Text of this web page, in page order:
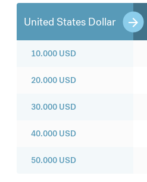
United States Dollar
10.000 USD
20.000 USD
30.000 USD
40.000 USD
50.000 USD